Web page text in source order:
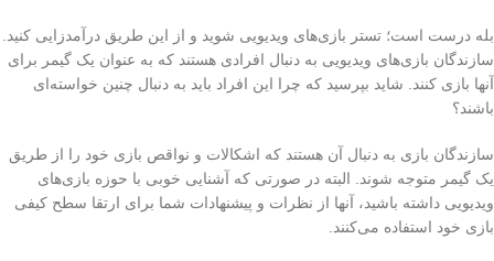
بله درست است؛ تستر بازی‌های ویدیویی شوید و از این طریق درآمدزایی کنید.
سازندگان بازی‌های ویدیویی به دنبال افرادی هستند که به عنوان یک گیمر برای
آنها بازی کنند. شاید بپرسید که چرا این افراد باید به دنبال چنین خواسته‌ای
باشند؟
سازندگان بازی به دنبال آن هستند که اشکالات و نواقص بازی خود را از طریق
یک گیمر متوجه شوند. البته در صورتی که آشنایی خوبی با حوزه بازی‌های
ویدیویی داشته باشید، آنها از نظرات و پیشنهادات شما برای ارتقا سطح کیفی
بازی خود استفاده می‌کنند.